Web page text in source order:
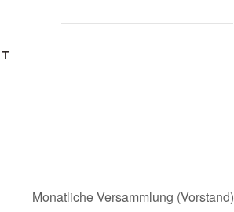
Monatliche Versammlung (Vorstand)